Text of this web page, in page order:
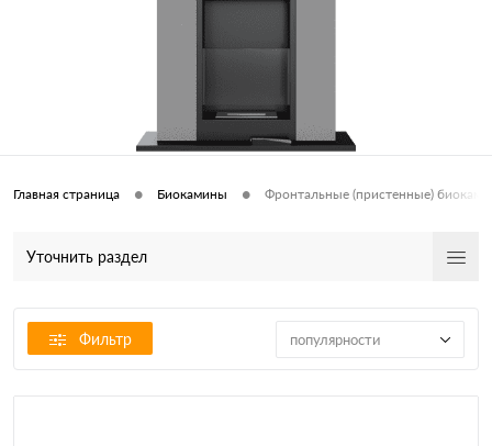
Главная страница • Биокамины • Фронтальные (пристенные)
Уточнить раздел
Фильтр популярности